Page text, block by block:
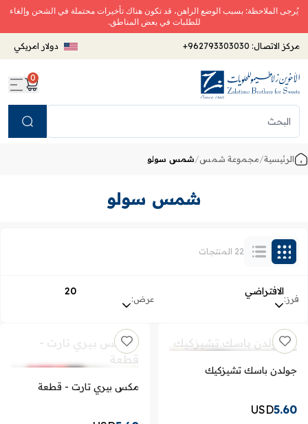
يُرجى الملاحظة: بسبب الوضع الراهن، قد تكون هناك تأخيرات محتملة في الشحن وإلغاء
للطلبات في بعض المناطق.
مركز الاتصال: +962793303030 دولار امريكي
0
الرئيسية/مجموعة شمس/شمس سولو
شمس سولو
22 المنتجات
فرز:
الافتراضي
عرض:
20
جولدن باسك تشيزكيك
5.60
USD
مكس بيري تارت - قطعة